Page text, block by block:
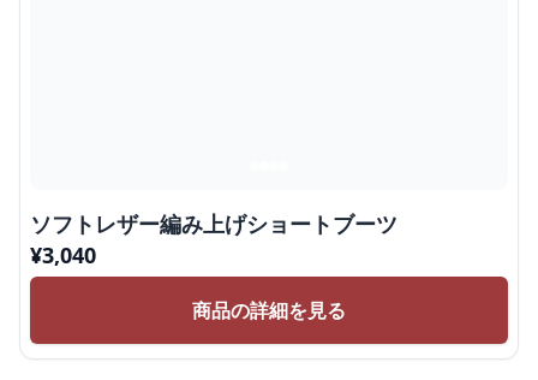
ソフトレザー編み上げショートブーツ
¥3,040
商品の詳細を見る